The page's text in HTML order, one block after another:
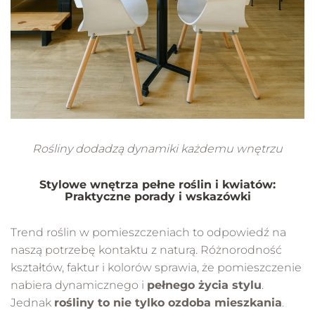
Rośliny dodadzą dynamiki każdemu wnętrzu
Stylowe wnętrza pełne roślin i kwiatów:
Praktyczne porady i wskazówki
Trend roślin w pomieszczeniach to odpowiedź na
naszą potrzebę kontaktu z naturą. Różnorodność
kształtów, faktur i kolorów sprawia, że pomieszczenie
nabiera dynamicznego i pełnego życia stylu.
Jednak rośliny to nie tylko ozdoba mieszkania.